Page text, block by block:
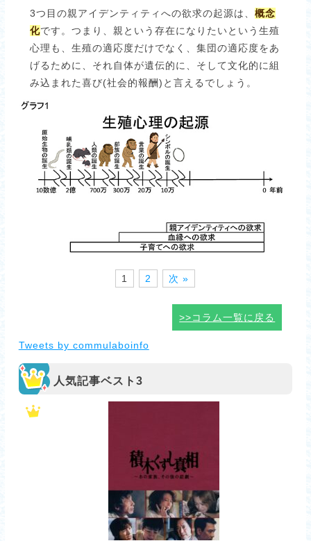
3つ目の親アイデンティティへの欲求の起源は、 概念
化です。つまり、親という存在になりたいという生殖
心理も、生殖の適応度だけでなく、集団の適応度をあ
げるために、それ自体が遺伝的に、そして文化的に組
み込まれた喜び(社会的報酬)と言えるでしょう。
1 2 次 »
>>コラム一覧に戻る
Tweets by commulaboinfo
人気記事ベスト3